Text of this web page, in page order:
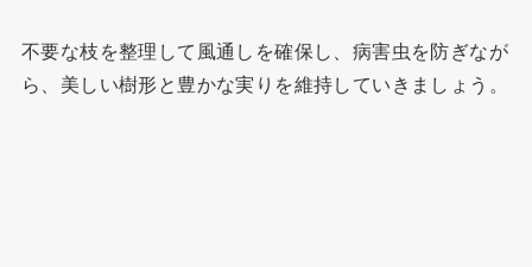
不要な枝を整理して風通しを確保し、病害虫を防ぎなが
ら、美しい樹形と豊かな実りを維持していきましょう。